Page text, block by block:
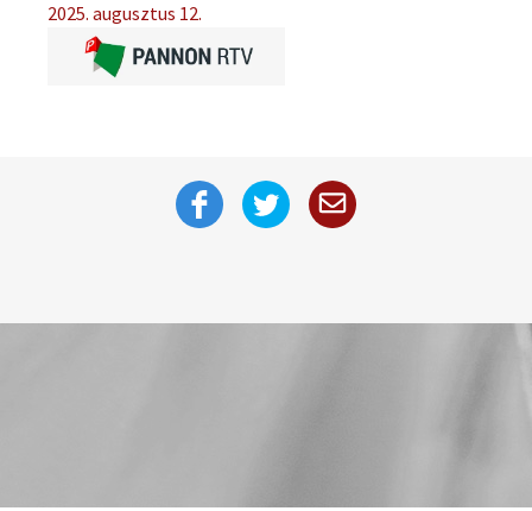
2025. augusztus 12.